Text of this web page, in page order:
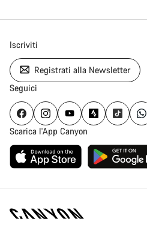
Iscriviti
Registrati alla Newsletter
Seguici
Scarica l'App Canyon